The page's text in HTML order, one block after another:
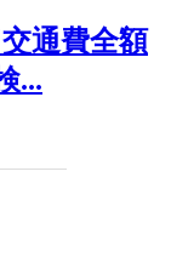
通費全額
...